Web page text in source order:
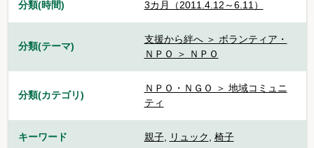
分類(時間) 3カ月（2011.4.12～6.11）
分類(テーマ)
支援から絆へ ＞ ボランティア・
ＮＰＯ ＞ ＮＰＯ
分類(カテゴリ)
ＮＰＯ・ＮＧＯ ＞ 地域コミュニ
ティ
キーワード 親子, リュック, 椅子